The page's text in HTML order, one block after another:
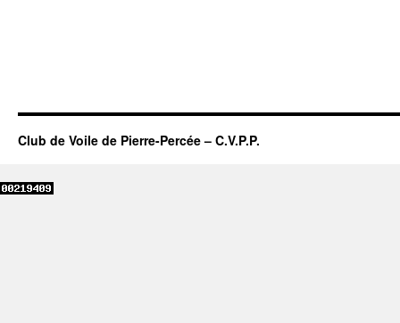
Club de Voile de Pierre-Percée – C.V.P.P.